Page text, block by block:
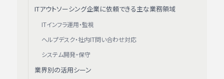
ITアウトソーシング企業に依頼できる主な業務領域
ITインフラ運用・監視
ヘルプデスク・社内IT問い合わせ対応
システム開発・保守
業界別の活用シーン